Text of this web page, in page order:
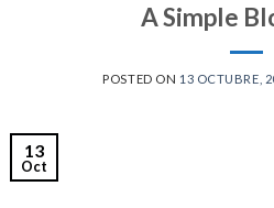
A Simple
POSTED ON 13 OCTUBRE,
13
Oct